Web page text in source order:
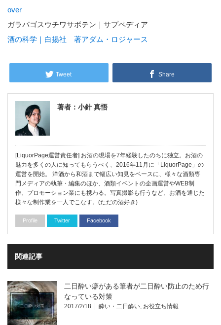
over
ガラパゴスウチワサボテン｜サプペディア
酒の科学｜白揚社 著アダム・ロジャース
Tweet Share
著者：小針 真悟
[LiquorPage運営責任者] お酒の現場を7年経験したのちに独立。お酒の
魅力を多くの人に知ってもらうべく、2016年11月に「LiquorPage」の
運営を開始。 洋酒から和酒まで幅広い知見をベースに、様々な酒類専
門メディアの執筆・編集のほか、酒類イベントの企画運営やWEB制
作、プロモーション業にも携わる。写真撮影も行うなど、お酒を通じた
様々な制作業を一人でこなす。(ただの酒好き)
Profile Twitter Facebook
関連記事
二日酔い癖がある筆者が二日酔い防止のため行
なっている対策
2017/2/18 酔い・二日酔い お役立ち情報